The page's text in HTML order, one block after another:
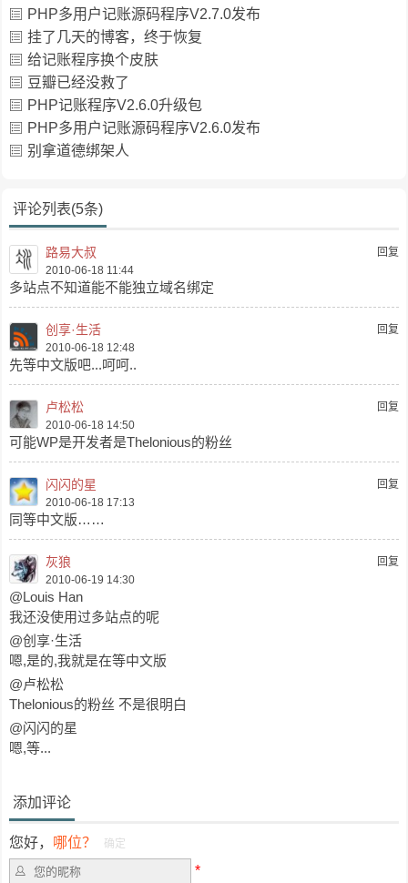
PHP多用户记账源码程序V2.7.0发布
挂了几天的博客，终于恢复
给记账程序换个皮肤
豆瓣已经没救了
PHP记账程序V2.6.0升级包
PHP多用户记账源码程序V2.6.0发布
别拿道德绑架人
评论列表(5条)
回复
路易大叔
2010-06-18 11:44
多站点不知道能不能独立域名绑定
回复
创享·生活
2010-06-18 12:48
先等中文版吧...呵呵..
回复
卢松松
2010-06-18 14:50
可能WP是开发者是Thelonious的粉丝
回复
闪闪的星
2010-06-18 17:13
同等中文版……
回复
灰狼
2010-06-19 14:30
@Louis Han
我还没使用过多站点的呢
@创享·生活
嗯,是的,我就是在等中文版
@卢松松
Thelonious的粉丝 不是很明白
@闪闪的星
嗯,等...
添加评论
您好， 哪位？ 确定